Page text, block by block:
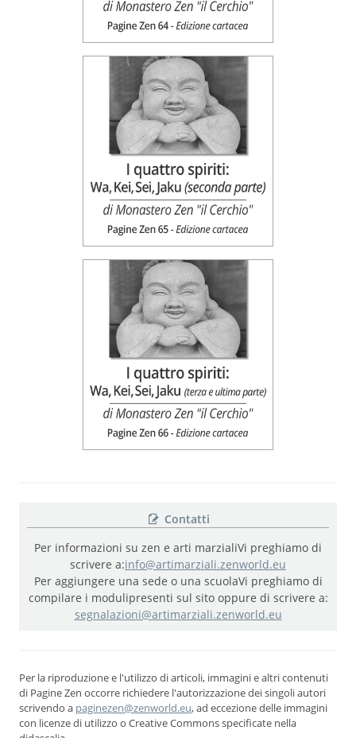
Contatti
Per informazioni su zen e arti marzialiVi preghiamo di
scrivere a:info@artimarziali.zenworld.eu
Per aggiungere una sede o una scuolaVi preghiamo di
compilare i modulipresenti sul sito oppure di scrivere a:
segnalazioni@artimarziali.zenworld.eu
Per la riproduzione e l'utilizzo di articoli, immagini e altri contenuti
di Pagine Zen occorre richiedere l'autorizzazione dei singoli autori
scrivendo a paginezen@zenworld.eu, ad eccezione delle immagini
con licenze di utilizzo o Creative Commons specificate nella